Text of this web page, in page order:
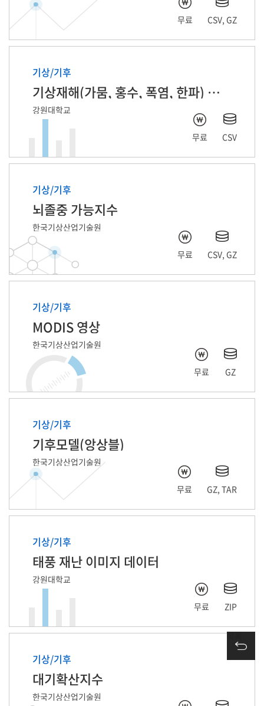
무료 CSV, GZ
기상/기후
기상재해(가뭄, 홍수, 폭염, 한파) 피해기사 기반 자연어처리 데이터
강원대학교
무료 CSV
기상/기후
뇌졸중 가능지수
한국기상산업기술원
무료 CSV, GZ
기상/기후
MODIS 영상
한국기상산업기술원
무료 GZ
기상/기후
기후모델(앙상블)
한국기상산업기술원
무료 GZ, TAR
기상/기후
태풍 재난 이미지 데이터
강원대학교
무료 ZIP
기상/기후
대기확산지수
한국기상산업기술원